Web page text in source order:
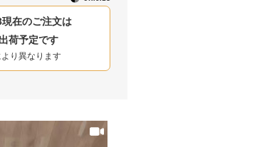
現在のご注文は
荷予定です
り異なります